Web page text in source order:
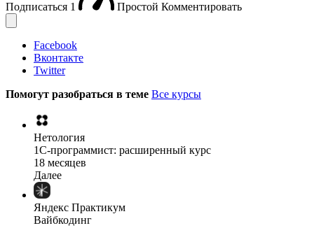
Подписаться 1 Простой Комментировать
Facebook
Вконтакте
Twitter
Помогут разобраться в теме Все курсы
Нетология
1C-программист: расширенный курс
18 месяцев
Далее
Яндекс Практикум
Вайбкодинг